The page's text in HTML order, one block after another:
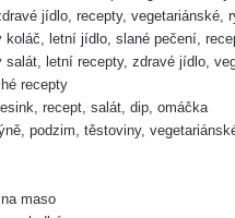
jídlo, recepty, vegetariánské,
koláč, letní jídlo, slané pečení,
salát, letní recepty, zdravé jídlo,
recepty
recept, salát, dip, omáčka
podzim, těstoviny,
maso